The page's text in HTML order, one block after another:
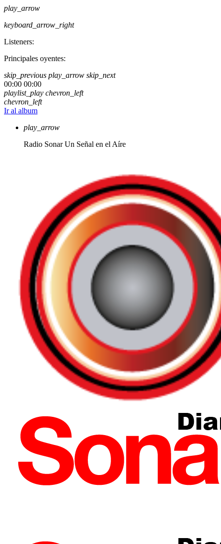
play_arrow
keyboard_arrow_right
Listeners:
Principales oyentes:
skip_previous play_arrow skip_next
00:00 00:00
playlist_play chevron_left
chevron_left
Ir al album
play_arrow
Radio Sonar Un Señal en el Aíre